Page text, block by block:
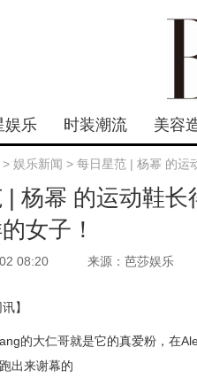
娱乐 时装潮流 美容
> 娱乐新闻 > 每日星范 | 杨幂 的运
| 杨幂 的运动鞋
女子！
08:20 来源：芭莎娱乐
】
的大仁哥就是它的真爱粉，在
出来谢幕的